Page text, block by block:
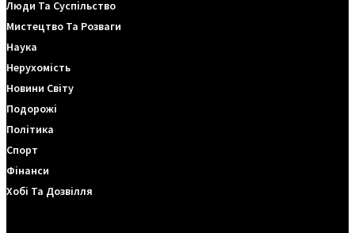
Люди Та Суспільство
Мистецтво Та Розваги
Наука
Нерухомість
Новини Світу
Подорожі
Політика
Спорт
Фінанси
Хобі Та Дозвілля